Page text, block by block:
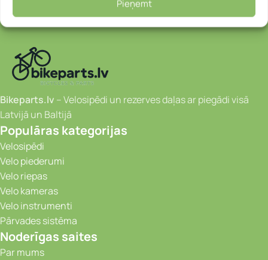
Pieņemt
Bikeparts.lv – Velosipēdi un rezerves daļas ar piegādi visā
Latvijā un Baltijā
Populāras kategorijas
Velosipēdi
Velo piederumi
Velo riepas
Velo kameras
Velo instrumenti
Pārvades sistēma
Noderīgas saites
Par mums